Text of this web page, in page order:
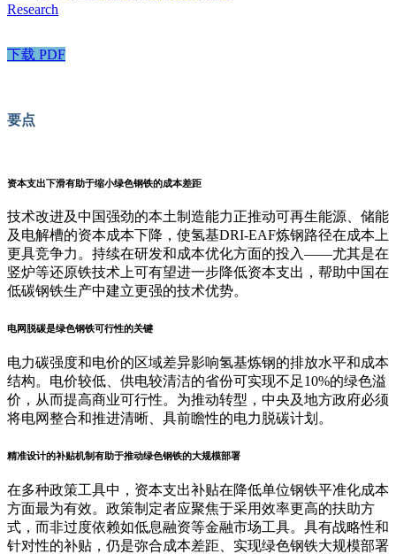
Research
下载 PDF
要点
资本支出下滑有助于缩小绿色钢铁的成本差距
技术改进及中国强劲的本土制造能力正推动可再生能源、储能
及电解槽的资本成本下降，使氢基DRI-EAF炼钢路径在成本上
更具竞争力。持续在研发和成本优化方面的投入——尤其是在
竖炉等还原铁技术上可有望进一步降低资本支出，帮助中国在
低碳钢铁生产中建立更强的技术优势。
电网脱碳是绿色钢铁可行性的关键
电力碳强度和电价的区域差异影响氢基炼钢的排放水平和成本
结构。电价较低、供电较清洁的省份可实现不足10%的绿色溢
价，从而提高商业可行性。为推动转型，中央及地方政府必须
将电网整合和推进清晰、具前瞻性的电力脱碳计划。
精准设计的补贴机制有助于推动绿色钢铁的大规模部署
在多种政策工具中，资本支出补贴在降低单位钢铁平准化成本
方面最为有效。政策制定者应聚焦于采用效率更高的扶助方
式，而非过度依赖如低息融资等金融市场工具。具有战略性和
针对性的补贴，仍是弥合成本差距、实现绿色钢铁大规模部署